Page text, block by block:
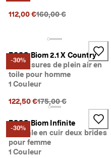
112,00 €Prix précédent
160,00 €
-30%
ECCO Biom 2.1 X Country
Chaussures de plein air en
toile pour homme
1 Couleur
122,50 €Prix précédent
175,00 €
-30%
ECCO Biom Infinite
Sandale en cuir deux brides
pour femme
1 Couleur